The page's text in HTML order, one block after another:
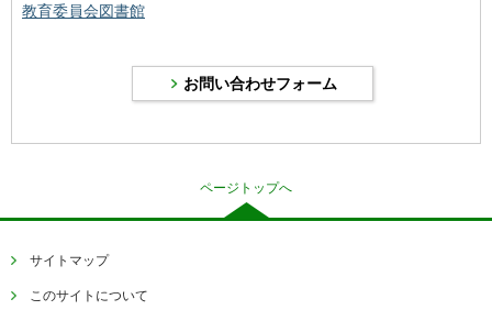
教育委員会図書館
ページトップへ
サイトマップ
このサイトについて